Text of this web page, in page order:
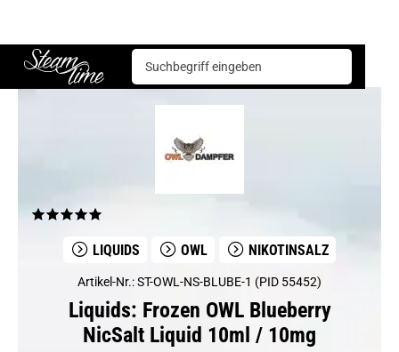
Steam time
Liquids Frozen OWL Blueberry NicSalt Liquid 10ml / 10mg
LIQUIDS OWL NIKOTINSALZ
Artikel-Nr.: ST-OWL-NS-BLUBE-1 (PID 55452)
Liquids: Frozen OWL Blueberry
NicSalt Liquid 10ml / 10mg